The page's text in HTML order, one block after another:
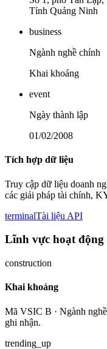
Tỉnh Quảng Ninh
business
Ngành nghề chính
Khai khoáng
event
Ngày thành lập
01/02/2008
Tích hợp dữ liệu
Truy cập dữ liệu doanh
các giải pháp tài chính,
terminalTài liệu API
Lĩnh vực hoạt động
construction
Khai khoáng
Mã VSIC B · Ngành
ghi nhận.
trending_up